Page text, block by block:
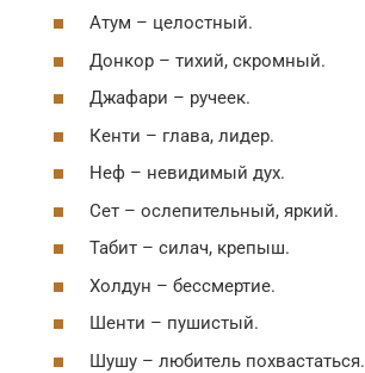
Атум – целостный.
Донкор – тихий, скромный.
Джафари – ручеек.
Кенти – глава, лидер.
Неф – невидимый дух.
Сет – ослепительный, яркий.
Табит – силач, крепыш.
Холдун – бессмертие.
Шенти – пушистый.
Шушу – любитель похвастаться.